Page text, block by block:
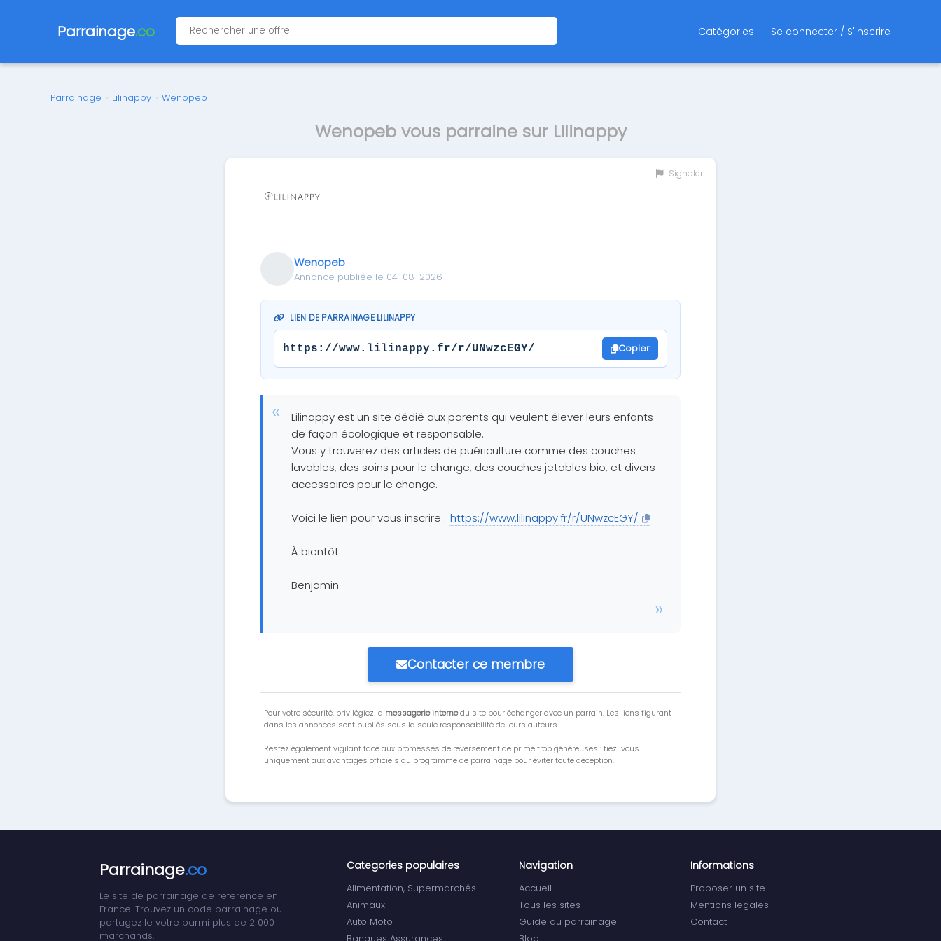
Parrainage.co Catégories Se connecter / S'inscrire
Parrainage › Lilinappy › Wenopeb
Wenopeb vous parraine sur Lilinappy
Signaler
Wenopeb
Annonce publiée le 04-08-2026
LIEN DE PARRAINAGE LILINAPPY
https://www.lilinappy.fr/r/UNwzcEGY/ Copier
Lilinappy est un site dédié aux parents qui veulent élever leurs enfants
de façon écologique et responsable.
Vous y trouverez des articles de puériculture comme des couches
lavables, des soins pour le change, des couches jetables bio, et divers
accessoires pour le change.
Voici le lien pour vous inscrire : https://www.lilinappy.fr/r/UNwzcEGY/
À bientôt
Benjamin
Contacter ce membre
Pour votre sécurité, privilégiez la messagerie internedu site pour échanger avec un parrain. Les liens figurant
dans les annonces sont publiés sous la seule responsabilité de leurs auteurs.
Restez également vigilant face aux promesses de reversement de prime trop généreuses : fiez-vous
uniquement aux avantages officiels du programme de parrainage pour éviter toute déception.
Parrainage.co
Le site de parrainage de reference en
France. Trouvez un code parrainage ou
partagez le votre parmi plus de 2 000
marchands.
Categories populaires
Alimentation, Supermarchés
Animaux
Auto Moto
Navigation
Accueil
Tous les sites
Guide du parrainage
Informations
Proposer un site
Mentions legales
Contact